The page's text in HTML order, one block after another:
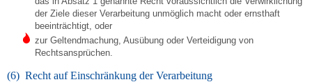
der Ziele dieser Verarbeitung unmöglich macht oder ernsthaft
beeinträchtigt, oder
zur Geltendmachung, Ausübung oder Verteidigung von
Rechtsansprüchen.
(6) Recht auf Einschränkung der Verarbeitung